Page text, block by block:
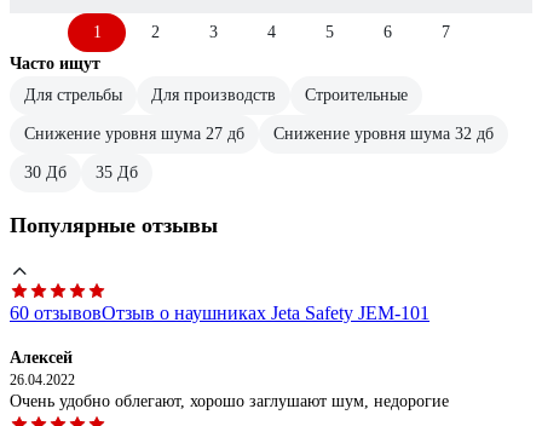
1 2 3 4 5 6
7
Часто ищут
Для стрельбы
Для производств Строительные
Снижение уровня шума 27 дб Снижение уровня шума 32 дб
30 Дб 35 Дб
Популярные отзывы
60 отзывовОтзыв о наушниках Jeta Safety JEM-101
Алексей
26.04.2022
Очень удобно облегают, хорошо заглушают шум, недорогие